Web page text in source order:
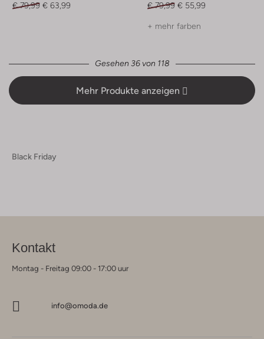
€ 79,99 € 63,99
€ 79,99 € 55,99
+ mehr farben
Gesehen 36 von 118
Mehr Produkte anzeigen
Black Friday
Kontakt
Montag - Freitag 09:00 - 17:00 uur
info@omoda.de